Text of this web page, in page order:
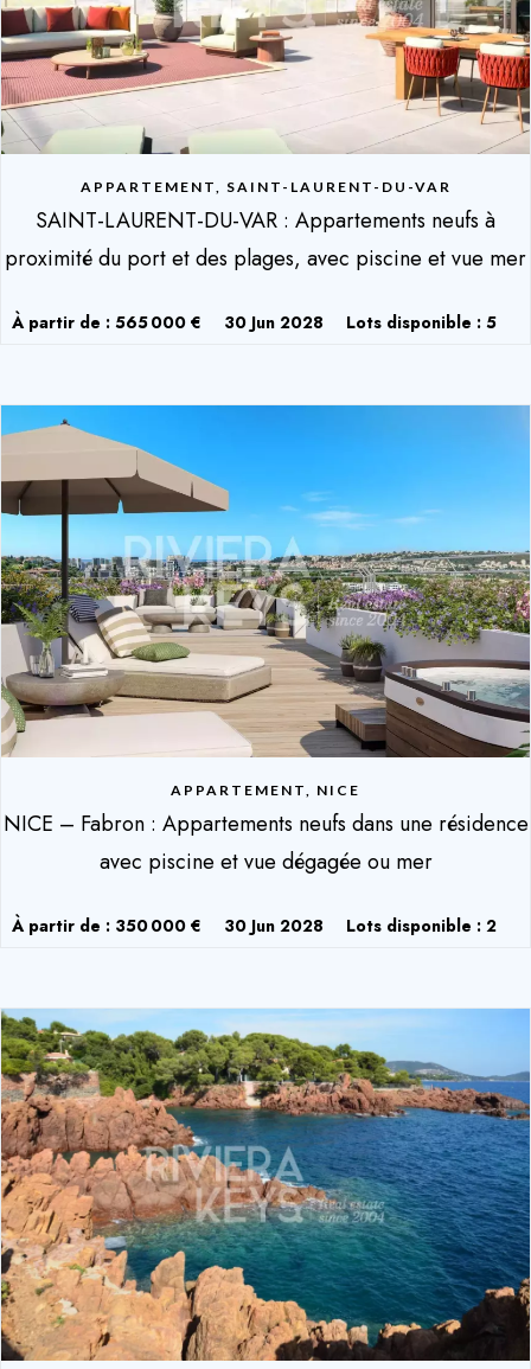
APPARTEMENT, SAINT-LAURENT-DU-VAR
SAINT-LAURENT-DU-VAR : Appartements neufs à
proximité du port et des plages, avec piscine et vue mer
À partir de : 565 000 € 30 Jun 2028 Lots disponible : 5
APPARTEMENT, NICE
NICE – Fabron : Appartements neufs dans une résidence
avec piscine et vue dégagée ou mer
À partir de : 350 000 € 30 Jun 2028 Lots disponible : 2